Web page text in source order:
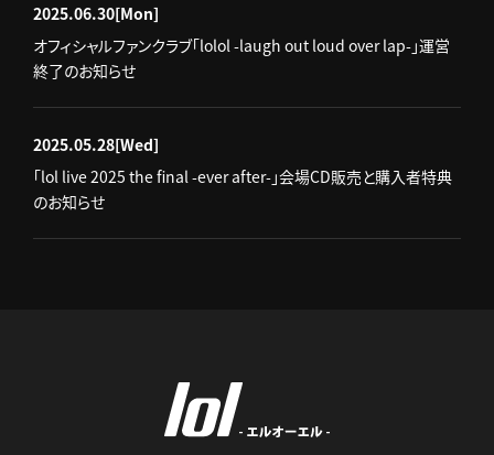
2025.06.30[Mon]
オフィシャルファンクラブ「lolol -laugh out loud over lap-」運営
終了のお知らせ
2025.05.28[Wed]
「lol live 2025 the final -ever after-」会場CD販売と購入者特典
のお知らせ